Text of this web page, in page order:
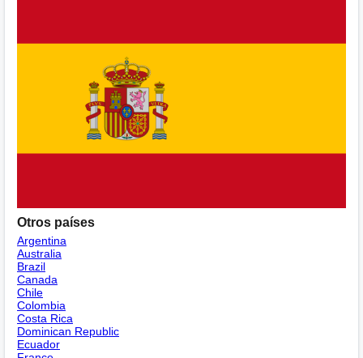
Otros países
Argentina
Australia
Brazil
Canada
Chile
Colombia
Costa Rica
Dominican Republic
Ecuador